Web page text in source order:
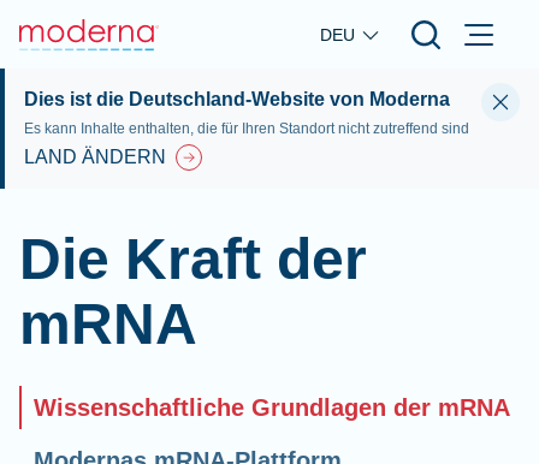
Skip to main content
DEU
Dies ist die Deutschland-Website von Moderna
Es kann Inhalte enthalten, die für Ihren Standort nicht zutreffend sind
LAND ÄNDERN
Die Kraft der
mRNA
Wissenschaftliche Grundlagen der mRNA